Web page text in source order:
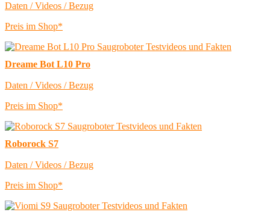
Daten / Videos / Bezug
Preis im Shop*
Dreame Bot L10 Pro
Daten / Videos / Bezug
Preis im Shop*
Roborock S7
Daten / Videos / Bezug
Preis im Shop*